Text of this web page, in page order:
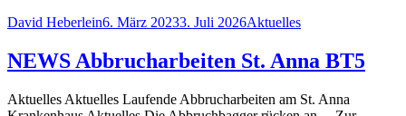
Posted
David Heberlein6. März 20233. Juli 2026Posted
Aktuelles
NEWS Abbrucharbeiten St. Anna BT5
Aktuelles Aktuelles Laufende Abbrucharbeiten am St. Anna